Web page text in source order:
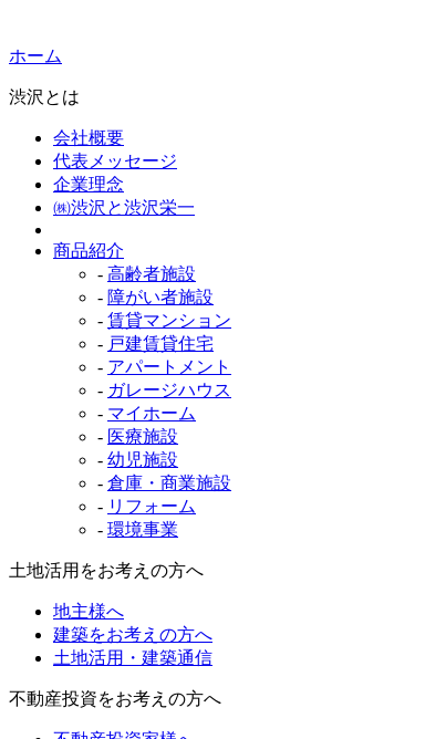
ホーム
渋沢とは
会社概要
代表メッセージ
企業理念
㈱渋沢と渋沢栄一
商品紹介
- 高齢者施設
- 障がい者施設
- 賃貸マンション
- 戸建賃貸住宅
- アパートメント
- ガレージハウス
- マイホーム
- 医療施設
- 幼児施設
- 倉庫・商業施設
- リフォーム
- 環境事業
土地活用をお考えの方へ
地主様へ
建築をお考えの方へ
土地活用・建築通信
不動産投資をお考えの方へ